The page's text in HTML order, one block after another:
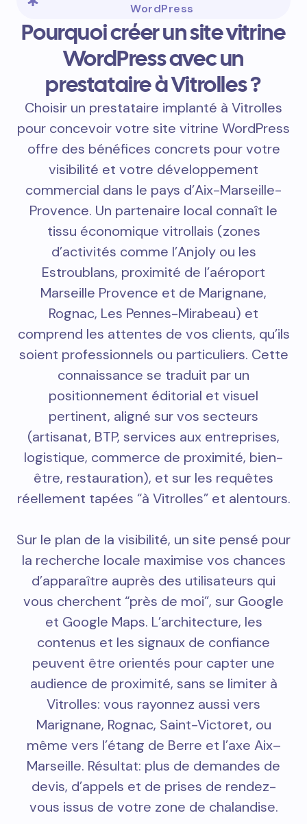
WordPress
Pourquoi créer un site vitrine
WordPress avec un
prestataire à Vitrolles ?
Choisir un prestataire implanté à Vitrolles
pour concevoir votre site vitrine WordPress
offre des bénéfices concrets pour votre
visibilité et votre développement
commercial dans le pays d’Aix-Marseille-
Provence. Un partenaire local connaît le
tissu économique vitrollais (zones
d’activités comme l’Anjoly ou les
Estroublans, proximité de l’aéroport
Marseille Provence et de Marignane,
Rognac, Les Pennes-Mirabeau) et
comprend les attentes de vos clients, qu’ils
soient professionnels ou particuliers. Cette
connaissance se traduit par un
positionnement éditorial et visuel
pertinent, aligné sur vos secteurs
(artisanat, BTP, services aux entreprises,
logistique, commerce de proximité, bien-
être, restauration), et sur les requêtes
réellement tapées “à Vitrolles” et alentours.
Sur le plan de la visibilité, un site pensé pour
la recherche locale maximise vos chances
d’apparaître auprès des utilisateurs qui
vous cherchent “près de moi”, sur Google
et Google Maps. L’architecture, les
contenus et les signaux de confiance
peuvent être orientés pour capter une
audience de proximité, sans se limiter à
Vitrolles: vous rayonnez aussi vers
Marignane, Rognac, Saint-Victoret, ou
même vers l’étang de Berre et l’axe Aix–
Marseille. Résultat: plus de demandes de
devis, d’appels et de prises de rendez-
vous issus de votre zone de chalandise.